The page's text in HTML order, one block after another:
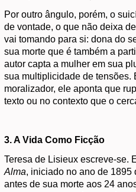
Por outro ângulo, porém, o
de vontade, o que não deixa
vai tomando para si: dona do
sua morte que é também a
autor capta a mulher em sua
sua multiplicidade de tensões.
moralizador, ele aponta que
texto ou no contexto que o
3. A Vida Como Ficção
Teresa de Lisieux escreve-se.
Alma, iniciado no ano de
antes de sua morte aos 24